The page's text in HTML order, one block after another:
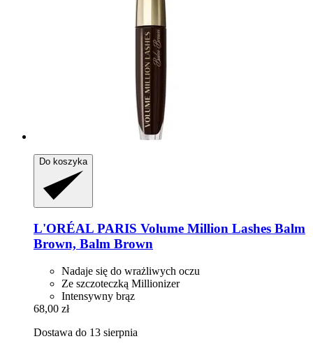
Do koszyka
L'ORÉAL PARIS Volume Million Lashes Balm
Brown, Balm Brown
Nadaje się do wrażliwych oczu
Ze szczoteczką Millionizer
Intensywny brąz
68,00 zł
Dostawa do 13 sierpnia